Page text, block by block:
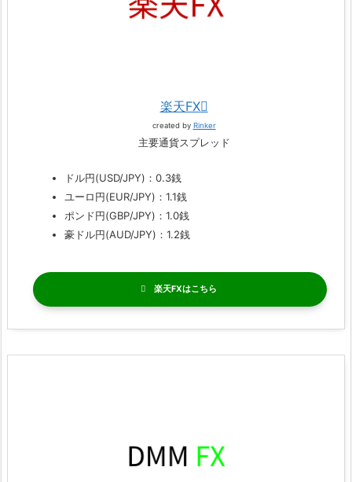
楽天FX
created by Rinker
主要通貨スプレッド
ドル円(USD/JPY)：0.3銭
ユーロ円(EUR/JPY)：1.1銭
ポンド円(GBP/JPY)：1.0銭
豪ドル円(AUD/JPY)：1.2銭
楽天FX